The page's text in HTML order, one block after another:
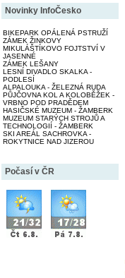
Novinky InfoČesko
BIKEPARK OPÁLENÁ PSTRUŽÍ
ZÁMEK ŽINKOVY
MIKULÁŠTÍKOVO FOJTSTVÍ V
JASENNÉ
ZÁMEK LEŠANY
LESNÍ DIVADLO SKALKA -
PODLESÍ
ALPALOUKA - ŽELEZNÁ RUDA
PŮJČOVNA KOL A KOLOBĚŽEK -
VRBNO POD PRADĚDEM
HASIČSKÉ MUZEUM - ŽAMBERK
MUZEUM STARÝCH STROJŮ A
TECHNOLOGIÍ - ŽAMBERK
SKI AREÁL SACHROVKA -
ROKYTNICE NAD JIZEROU
Počasí v ČR